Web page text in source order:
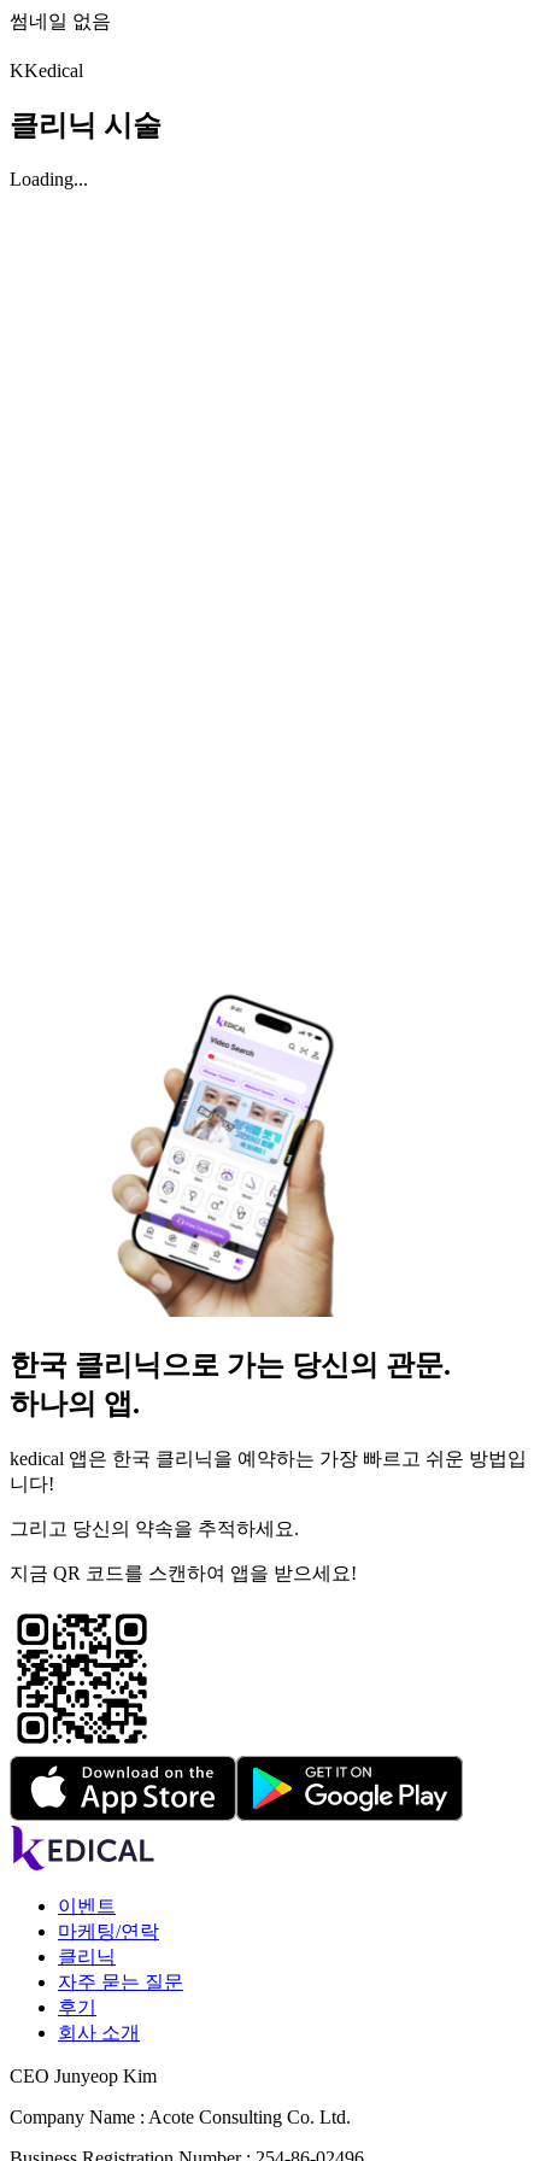
썸네일 없음
KKedical
클리닉 시술
Loading...
한국 클리닉으로 가는 당신의 관문.
하나의 앱.
kedical 앱은 한국 클리닉을 예약하는 가장 빠르고 쉬운 방법입
니다!
그리고 당신의 약속을 추적하세요.
지금 QR 코드를 스캔하여 앱을 받으세요!
이벤트
마케팅/연락
클리닉
자주 묻는 질문
후기
회사 소개
CEO Junyeop Kim
Company Name : Acote Consulting Co. Ltd.